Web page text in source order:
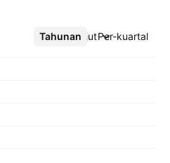
Tahunan Per-kuartal
Lebih lanjut